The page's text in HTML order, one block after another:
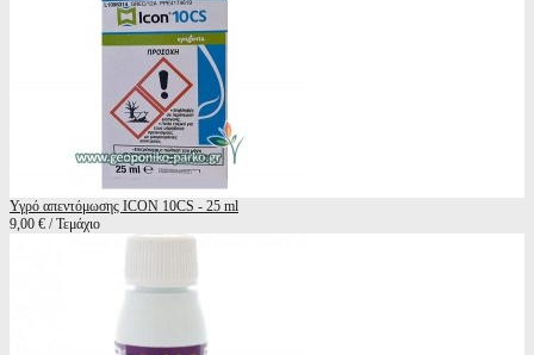
Υγρό απεντόμωσης ICON 10CS - 25 ml
9,00 € / Τεμάχιο